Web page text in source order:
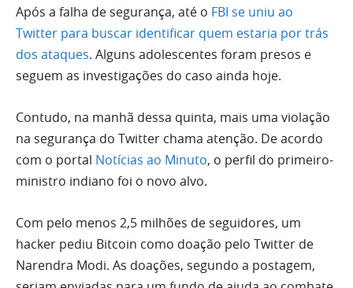
Após a falha de segurança, até o FBI se uniu ao
Twitter para buscar identificar quem estaria por trás
dos ataques. Alguns adolescentes foram presos e
seguem as investigações do caso ainda hoje.
Contudo, na manhã dessa quinta, mais uma violação
na segurança do Twitter chama atenção. De acordo
com o portal Notícias ao Minuto, o perfil do primeiro-
ministro indiano foi o novo alvo.
Com pelo menos 2,5 milhões de seguidores, um
hacker pediu Bitcoin como doação pelo Twitter de
Narendra Modi. As doações, segundo a postagem,